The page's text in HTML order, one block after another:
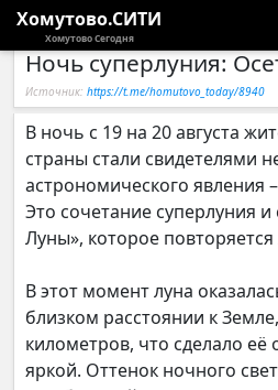
Хомутово.СИТИ
Хомутово Сегодня
Ночь суперлуния:
Источник: https://t.me/homutovo_today/8940
В ночь с 19 на 20 августа
страны стали свидетелями
астрономического явления
Это сочетание суперлуния
Луны», которое
В этот момент луна
близком расстоянии к
километров, что сделало
яркой. Оттенок ночного